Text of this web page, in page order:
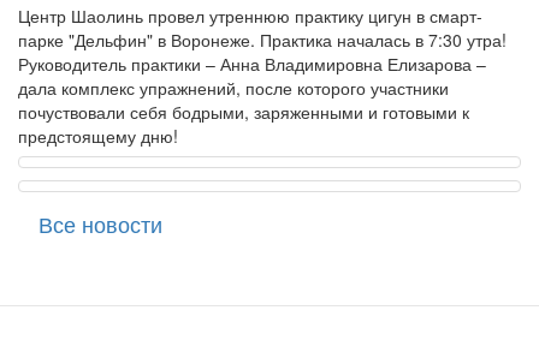
Центр Шаолинь провел утреннюю практику цигун в смарт-
парке "Дельфин" в Воронеже. Практика началась в 7:30 утра!
Руководитель практики – Анна Владимировна Елизарова –
дала комплекс упражнений, после которого участники
почуствовали себя бодрыми, заряженными и готовыми к
предстоящему дню!
Все новости